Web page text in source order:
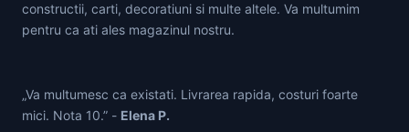
constructii, carti, decoratiuni si multe altele. Va multumim
pentru ca ati ales magazinul nostru.
„Va multumesc ca existati. Livrarea rapida, costuri foarte
mici. Nota 10.” - Elena P.